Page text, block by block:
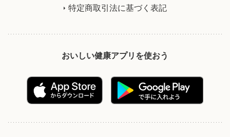
特定商取引法に基づく表記
おいしい健康アプリを使おう